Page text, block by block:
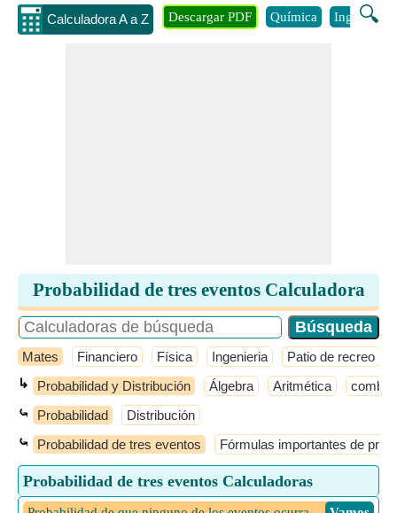
Calculadora A a Z 🔍
Descargar PDF Química Ingenieria
Probabilidad de tres eventos Calculadora
Mates Financiero Física Ingenieria Patio de recreo
↳ Probabilidad y Distribución Álgebra Aritmética
⤿ Probabilidad Distribución
⤿ Probabilidad de tres eventos Fórmulas importantes de
Probabilidad de tres eventos Calculadoras